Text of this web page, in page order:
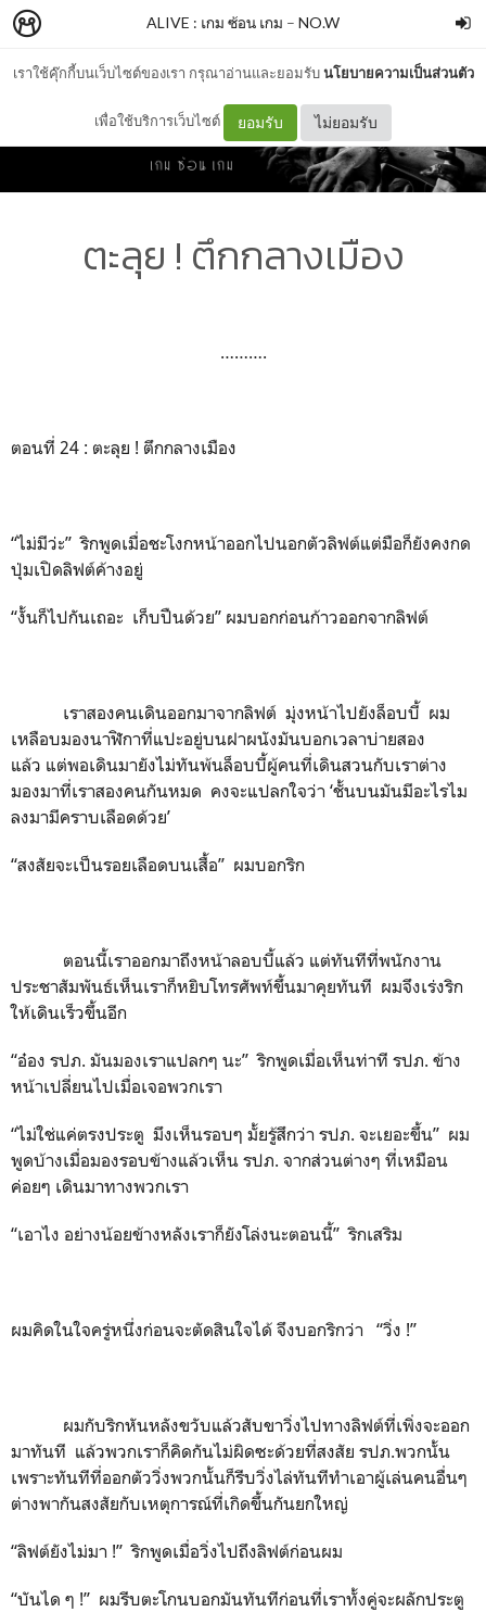
เราใช้คุ๊กกี้บนเว็บไซต์ของเรา กรุณาอ่านและยอมรับนโยบายความเป็นส่วนตัว
เพื่อใช้บริการเว็บไซต์ ยอมรับ ไม่ยอมรับ
ALIVE : เกม ซ้อน เกม – NO.W
ตะลุย ! ตึกกลางเมือง
……….
ตอนที่ 24 : ตะลุย ! ตึกกลางเมือง
“ไม่มีว่ะ” ริกพูดเมื่อชะโงกหน้าออกไปนอกตัวลิฟต์แต่มือก็ยังคงกด
ปุ่มเปิดลิฟต์ค้างอยู่
“งั้นก็ไปกันเถอะ เก็บปืนด้วย” ผมบอกก่อนก้าวออกจากลิฟต์
เราสองคนเดินออกมาจากลิฟต์ มุ่งหน้าไปยังล็อบบี้ ผม
เหลือบมองนาฬิกาที่แปะอยู่บนฝาผนังมันบอกเวลาบ่ายสอง
แล้ว แต่พอเดินมายังไม่ทันพ้นล็อบบี้ผู้คนที่เดินสวนกับเราต่าง
มองมาที่เราสองคนกันหมด คงจะแปลกใจว่า ‘ชั้นบนมันมีอะไรไม
ลงมามีคราบเลือดด้วย’
“สงสัยจะเป็นรอยเลือดบนเสื้อ” ผมบอกริก
ตอนนี้เราออกมาถึงหน้าลอบบี้แล้ว แต่ทันทีที่พนักงาน
ประชาสัมพันธ์เห็นเราก็หยิบโทรศัพท์ขึ้นมาคุยทันที ผมจึงเร่งริก
ให้เดินเร็วขึ้นอีก
“อ๋อง รปภ. มันมองเราแปลกๆ นะ” ริกพูดเมื่อเห็นท่าที รปภ. ข้าง
หน้าเปลี่ยนไปเมื่อเจอพวกเรา
“ไม่ใช่แค่ตรงประตู มึงเห็นรอบๆ มั้ยรู้สึกว่า รปภ. จะเยอะขึ้น” ผม
พูดบ้างเมื่อมองรอบข้างแล้วเห็น รปภ. จากส่วนต่างๆ ที่เหมือน
ค่อยๆ เดินมาทางพวกเรา
“เอาไง อย่างน้อยข้างหลังเราก็ยังโล่งนะตอนนี้” ริกเสริม
ผมคิดในใจครู่หนึ่งก่อนจะตัดสินใจได้ จึงบอกริกว่า “วิ่ง !”
ผมกับริกหันหลังขวับแล้วสับขาวิ่งไปทางลิฟต์ที่เพิ่งจะออก
มาทันที แล้วพวกเราก็คิดกันไม่ผิดซะด้วยที่สงสัย รปภ.พวกนั้น
เพราะทันทีที่ออกตัววิ่งพวกนั้นก็รีบวิ่งไล่ทันทีทำเอาผู้เล่นคนอื่นๆ
ต่างพากันสงสัยกับเหตุการณ์ที่เกิดขึ้นกันยกใหญ่
“ลิฟต์ยังไม่มา !” ริกพูดเมื่อวิ่งไปถึงลิฟต์ก่อนผม
“บันได ๆ !” ผมรีบตะโกนบอกมันทันทีก่อนที่เราทั้งคู่จะผลักประตู